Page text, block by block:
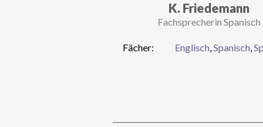
K. Friedemann
Fachsprecherin Spanisch
Fächer: Englisch,Spanisch,